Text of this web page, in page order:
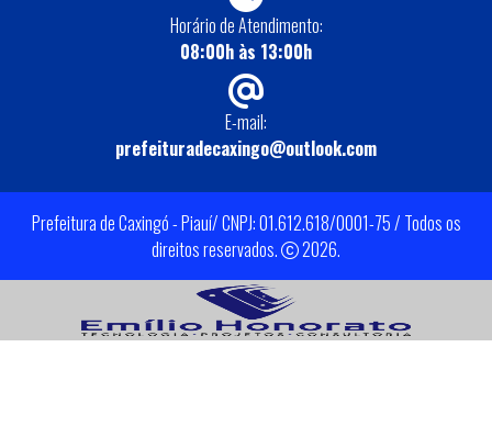
Horário de Atendimento:
08:00h às 13:00h
E-mail:
prefeituradecaxingo@outlook.com
Prefeitura de Caxingó - Piauí/ CNPJ: 01.612.618/0001-75 / Todos os
direitos reservados.
2026.